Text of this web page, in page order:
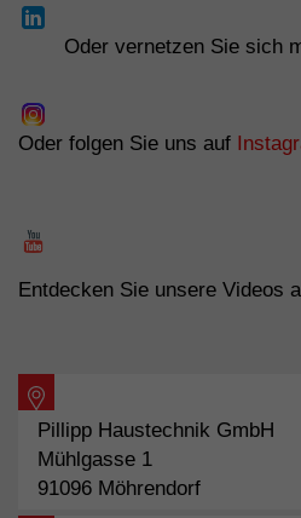
Oder vernetzen Sie sich
Oder folgen Sie uns auf
Entdecken Sie unsere Videos
Pillipp Haustechnik GmbH
Mühlgasse 1
91096 Möhrendorf